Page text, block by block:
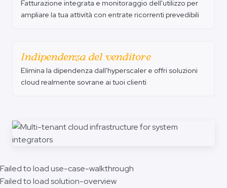
Fatturazione integrata e monitoraggio dell'utilizzo per
ampliare la tua attività con entrate ricorrenti prevedibili
Indipendenza del venditore
Elimina la dipendenza dall'hyperscaler e offri soluzioni
cloud realmente sovrane ai tuoi clienti
Failed to load use-case-walkthrough
Failed to load solution-overview